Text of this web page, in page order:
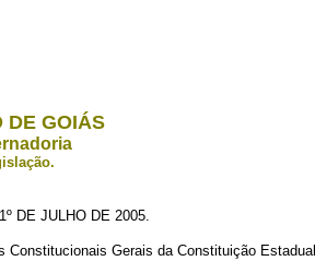
DE GOIÁS
DE JULHO DE 2005.
Constitucionais Gerais da Constituição